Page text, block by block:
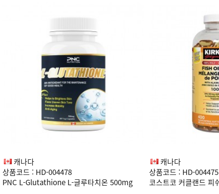
캐나다
상품코드 : HD-004478
PNC L-Glutathione L-글루타치온 500mg
캐나다
상품코드 : HD-004475
코스트코 커클랜드 피